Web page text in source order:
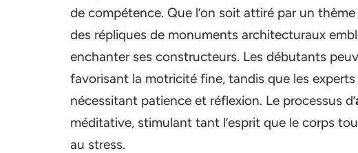
de compétence. Que l’on soit attiré par un
des répliques de monuments architecturaux
enchanter ses constructeurs. Les débutants
favorisant la motricité fine, tandis que les
nécessitant patience et réflexion. Le processus d’
méditative, stimulant tant l’esprit que le corps
au stress.